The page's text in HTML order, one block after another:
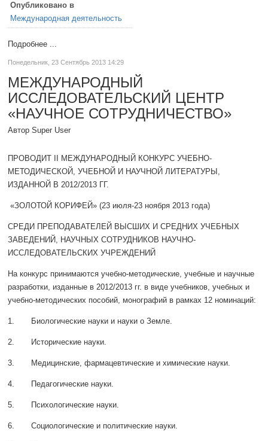
Опубликовано в
Международная деятельность
Подробнее ...
Понедельник, 23 Сентябрь 2013 14:29
МЕЖДУНАРОДНЫЙ
ИССЛЕДОВАТЕЛЬСКИЙ ЦЕНТР
«НАУЧНОЕ СОТРУДНИЧЕСТВО»
Автор Super User
ПРОВОДИТ II МЕЖДУНАРОДНЫЙ КОНКУРС УЧЕБНО-
МЕТОДИЧЕСКОЙ, УЧЕБНОЙ И НАУЧНОЙ ЛИТЕРАТУРЫ,
ИЗДАННОЙ В 2012/2013 ГГ.
«ЗОЛОТОЙ КОРИФЕЙ» (23 июля-23 ноября 2013 года)
СРЕДИ ПРЕПОДАВАТЕЛЕЙ ВЫСШИХ И СРЕДНИХ УЧЕБНЫХ
ЗАВЕДЕНИЙ, НАУЧНЫХ СОТРУДНИКОВ НАУЧНО-
ИССЛЕДОВАТЕЛЬСКИХ УЧРЕЖДЕНИЙ
На конкурс принимаются учебно-методические, учебные и научные
разработки, изданные в 2012/2013 гг. в виде учебников, учебных и
учебно-методических пособий, монографий в рамках 12 номинаций:
1. Биологические науки и науки о Земле.
2. Исторические науки.
3. Медицинские, фармацевтические и химические науки.
4. Педагогические науки.
5. Психологические науки.
6. Социологические и политические науки.